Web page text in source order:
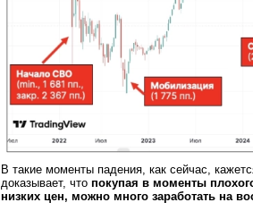
В такие моменты падения, как сейчас,
доказывает, что покупая в моменты
низких цен, можно много заработать на